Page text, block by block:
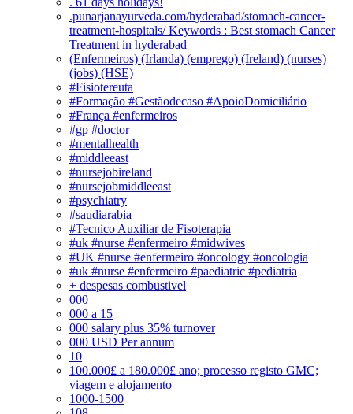
.punarjanayurveda.com/hyderabad/stomach-cancer-
treatment-hospitals/ Keywords : Best stomach Cancer
Treatment in hyderabad
(Enfermeiros) (Irlanda) (emprego) (Ireland) (nurses)
(jobs) (HSE)
#Fisiotereuta
#Formação #Gestãodecaso #ApoioDomiciliário
#França #enfermeiros
#gp #doctor
#mentalhealth
#middleeast
#nursejobireland
#nursejobmiddleeast
#psychiatry
#saudiarabia
#Tecnico Auxiliar de Fisoterapia
#uk #nurse #enfermeiro #midwives
#UK #nurse #enfermeiro #oncology #oncologia
#uk #nurse #enfermeiro #paediatric #pediatria
+ despesas combustivel
000
000 a 15
000 salary plus 35% turnover
000 USD Per annum
10
100.000£ a 180.000£ ano; processo registo GMC;
viagem e alojamento
1000-1500